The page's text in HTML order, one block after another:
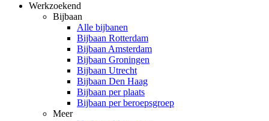
Werkzoekend
Bijbaan
Alle bijbanen
Bijbaan Rotterdam
Bijbaan Amsterdam
Bijbaan Groningen
Bijbaan Utrecht
Bijbaan Den Haag
Bijbaan per plaats
Bijbaan per beroepsgroep
Meer